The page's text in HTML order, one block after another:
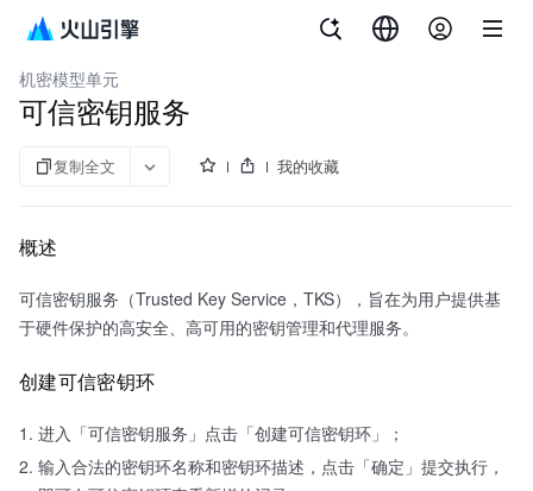
Jeddak AICC
机密模型单元
可信密钥服务
复制全文 我的收藏
概述
可信密钥服务（Trusted Key Service，TKS），旨在为用户提供基
于硬件保护的高安全、高可用的密钥管理和代理服务。
创建可信密钥环
进入「可信密钥服务」点击「创建可信密钥环」；
输入合法的密钥环名称和密钥环描述，点击「确定」提交执行，